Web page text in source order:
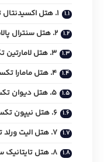
1. هتل اکسیدنتال تکسیم (Occidental)
2. هتل سنترال پالاس تکسیم (Central Palace)
3. هتل لامارتین تکسیم (Lamartine)
4. هتل مامارا تکسیم (Marmara)
5. هتل دیوان تکسیم (Divan)
6. هتل نیپون تکسیم (Nippon)
7. هتل الیت ورلد تکسیم (Elite World)
8. هتل تایتانیک سیتی تکسیم (Titanic City)